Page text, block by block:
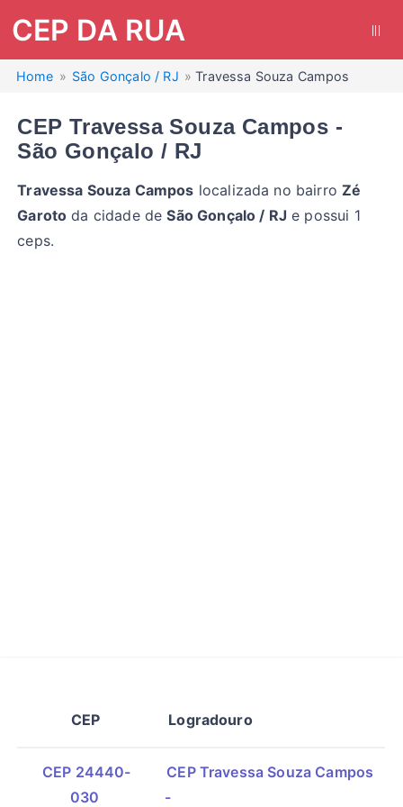
CEP DA RUA
Home São Gonçalo / RJ Travessa Souza Campos
CEP Travessa Souza Campos -
São Gonçalo / RJ
Travessa Souza Campos localizada no bairroZé
Garoto da cidade deSão Gonçalo / RJ e possui 1
ceps.
CEP Logradouro
CEP 24440-
030
CEP Travessa Souza Campos
-